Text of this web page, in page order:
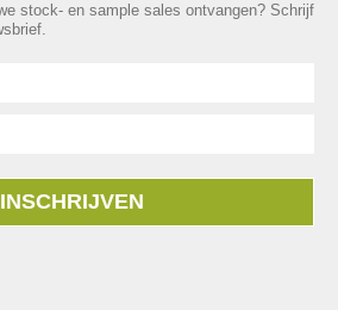
stock- en sample sales ontvangen? Schrijf
INSCHRIJVEN